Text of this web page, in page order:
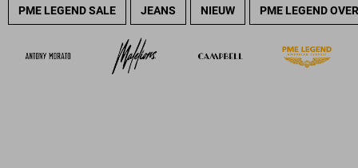
PME LEGEND SALE JEANS NIEUW PME LEGEND